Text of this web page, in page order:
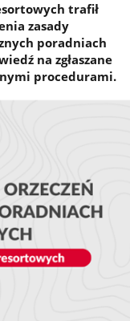
trafił
zasady
poradniach
na zgłaszane
procedurami.